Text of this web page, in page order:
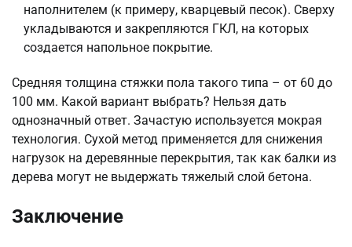
наполнителем (к примеру, кварцевый песок). Сверху
укладываются и закрепляются ГКЛ, на которых
создается напольное покрытие.
Средняя толщина стяжки пола такого типа – от 60 до
100 мм. Какой вариант выбрать? Нельзя дать
однозначный ответ. Зачастую используется мокрая
технология. Сухой метод применяется для снижения
нагрузок на деревянные перекрытия, так как балки из
дерева могут не выдержать тяжелый слой бетона.
Заключение